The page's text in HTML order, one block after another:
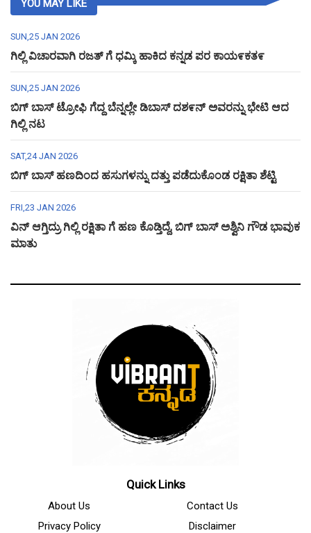
YOU MAY LIKE
SUN,25 JAN 2026
ಗಿಲ್ಲಿ ವಿಚಾರವಾಗಿ ರಜತ್ ಗೆ ಧಮ್ಕಿ ಹಾಕಿದ ಕನ್ನಡ ಪರ ಕಾಯ೯ಕತ೯
SUN,25 JAN 2026
ಬಿಗ್ ಬಾಸ್ ಟ್ರೋಫಿ ಗೆದ್ದ ಬೆನ್ನಲ್ಲೇ ಡಿಬಾಸ್ ದಶ೯ನ್ ಅವರನ್ನು ಭೇಟಿ ಆದ
ಗಿಲ್ಲಿ ನಟ
SAT,24 JAN 2026
ಬಿಗ್ ಬಾಸ್ ಹಣದಿಂದ ಹಸುಗಳನ್ನು ದತ್ತು ಪಡೆದುಕೊಂಡ ರಕ್ಷಿತಾ ಶೆಟ್ಟಿ
FRI,23 JAN 2026
ವಿನ್ ಆಗ್ತಿದ್ರು ಗಿಲ್ಲಿ ರಕ್ಷಿತಾ ಗೆ ಹಣ ಕೊಡ್ತಿದ್ದೆ, ಬಿಗ್ ಬಾಸ್ ಅಶ್ವಿನಿ ಗೌಡ ಭಾವುಕ
ಮಾತು
Quick Links
About Us
Contact Us
Privacy Policy
Disclaimer